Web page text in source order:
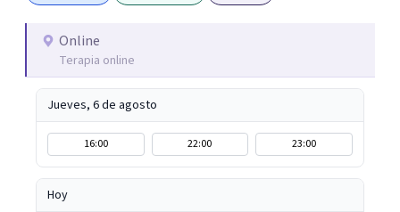
Online
Terapia online
Jueves, 6 de agosto
16:00 22:00 23:00
Hoy